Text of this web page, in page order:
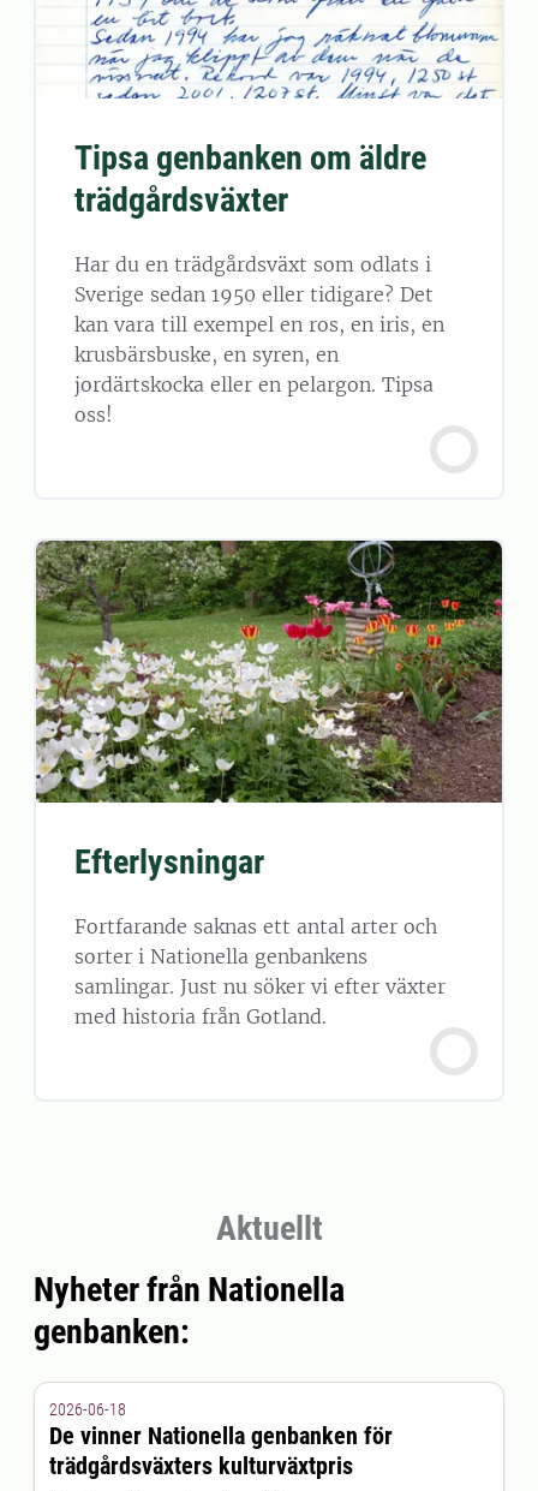
Tipsa genbanken om äldre
trädgårdsväxter
Har du en trädgårdsväxt som odlats i
Sverige sedan 1950 eller tidigare? Det
kan vara till exempel en ros, en iris, en
krusbärsbuske, en syren, en
jordärtskocka eller en pelargon. Tipsa
oss!
Efterlysningar
Fortfarande saknas ett antal arter och
sorter i Nationella genbankens
samlingar. Just nu söker vi efter växter
med historia från Gotland.
Aktuellt
Nyheter från Nationella
genbanken:
2026-06-18
De vinner Nationella genbanken för
trädgårdsväxters kulturväxtpris